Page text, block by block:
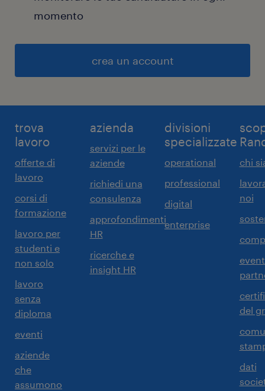
momento
crea un account
trova
lavoro
offerte di
lavoro
corsi di
formazione
lavoro per
studenti e
non solo
lavoro
senza
diploma
eventi
aziende
che
assumono
azienda
servizi per le
aziende
richiedi una
consulenza
approfondimenti
HR
ricerche e
insight HR
divisioni
specializzate
operational
professional
digital
enterprise
chi
noi
del
dati